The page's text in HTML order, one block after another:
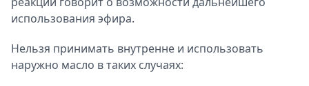
использования эфира.
Нельзя принимать внутренне и использовать
наружно масло в таких случаях: